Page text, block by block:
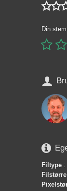

Din



Filtype :